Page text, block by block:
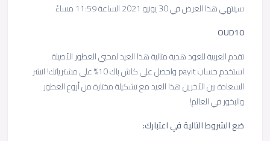
سينتهي هذا العرض في 30 يونيو 2021 الساعة 11:59 مساءً
OUD10
تقدم العربية للعود هدية مثالية هذا العيد لمحبي العطور الأصيلة.
استخدم حساب payit واحصل على كاش باك 10% على مشترياتك! انشر
السعادة بين الآخرين هذا العيد مع تشكيلة مختارة من أروع العطور
والبخور في العالم!
ضع الشروط التالية في اعتبارك: